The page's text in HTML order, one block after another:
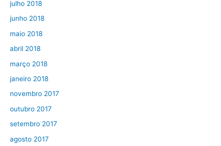
julho 2018
junho 2018
maio 2018
abril 2018
março 2018
janeiro 2018
novembro 2017
outubro 2017
setembro 2017
agosto 2017